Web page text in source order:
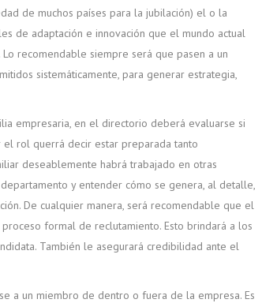
de muchos países para la jubilación) el o la
de adaptación e innovación que el mundo actual
recomendable siempre será que pasen a un
sistemáticamente, para generar estrategia,
empresaria, en el directorio deberá evaluarse si
rol querrá decir estar preparada tanto
deseablemente habrá trabajado en otras
y entender cómo se genera, al detalle,
De cualquier manera, será recomendable que el
formal de reclutamiento. Esto brindará a los
También le asegurará credibilidad ante el
a un miembro de dentro o fuera de la empresa. Es